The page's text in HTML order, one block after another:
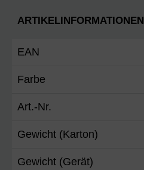
ARTIKELINFORMATIONEN
EAN
Farbe
Art.-Nr.
Gewicht (Karton)
Gewicht (Gerät)